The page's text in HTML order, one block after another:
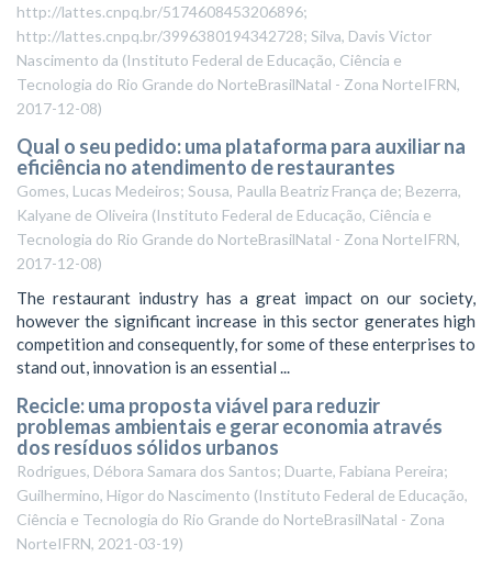
http://lattes.cnpq.br/5174608453206896;
http://lattes.cnpq.br/3996380194342728; Silva, Davis Victor
Nascimento da (Instituto Federal de Educação, Ciência e
Tecnologia do Rio Grande do NorteBrasilNatal - Zona NorteIFRN,
2017-12-08)
Qual o seu pedido: uma plataforma para auxiliar na
eficiência no atendimento de restaurantes
Gomes, Lucas Medeiros; Sousa, Paulla Beatriz França de; Bezerra,
Kalyane de Oliveira (Instituto Federal de Educação, Ciência e
Tecnologia do Rio Grande do NorteBrasilNatal - Zona NorteIFRN,
2017-12-08)
The restaurant industry has a great impact on our society,
however the significant increase in this sector generates high
competition and consequently, for some of these enterprises to
stand out, innovation is an essential ...
Recicle: uma proposta viável para reduzir
problemas ambientais e gerar economia através
dos resíduos sólidos urbanos
Rodrigues, Débora Samara dos Santos; Duarte, Fabiana Pereira;
Guilhermino, Higor do Nascimento (Instituto Federal de Educação,
Ciência e Tecnologia do Rio Grande do NorteBrasilNatal - Zona
NorteIFRN, 2021-03-19)